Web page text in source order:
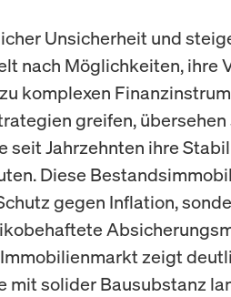
Unsicherheit und
nach Möglichkeiten, ihre
komplexen
greifen, übersehen
seit Jahrzehnten ihre
Diese
gegen Inflation,
zeigt
mit solider Bausubstanz